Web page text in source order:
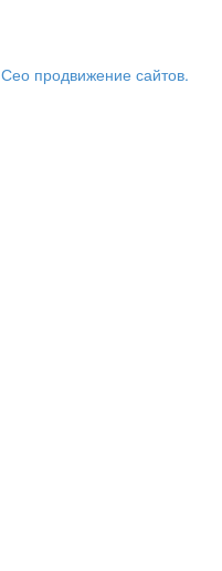
Сео продвижение сайтов.